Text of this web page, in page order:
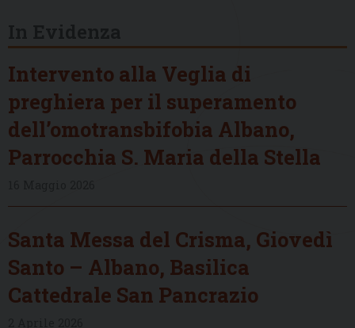
Intervento alla Veglia di
preghiera per il superamento
dell’omotransbifobia Albano,
Parrocchia S. Maria della Stella
Santa Messa del Crisma, Giovedì
Santo – Albano, Basilica
Cattedrale San Pancrazio